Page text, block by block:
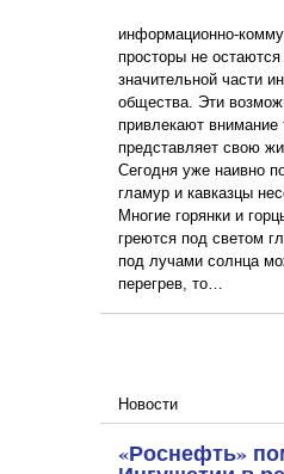
информационно-
просторы не
значительной части
общества. Эти
привлекают внимание
представляет свою
Сегодня уже наивно
гламур и кавказцы
Многие горянки и
греются под светом
под лучами солнца
перегрев, то…
Новости
«Роснефть»